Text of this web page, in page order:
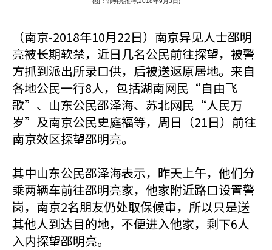
（南京-2018年10月22日）南京异见人士邵明
亮被长期软禁，近日几名公民前往探望，被警
方抓到派出所录口供，后被送返原居地。来自
各地公民一行8人，包括湖南网民“自由飞
歌”、山东公民邵泽海、苏北网民“人民万
岁”及南京公民史庭褔等，周日（21日）前往
南京效区探望邵明亮。
其中山东公民邵泽海表示，昨天上午，他们分
乘两辆车前往邵明亮家，他家附近路口设置警
岗，南京2名朋友仍处取保候审，所以只是送
其他人到达目的地，不便进入他家，剩下6人
入内探望邵明亮。